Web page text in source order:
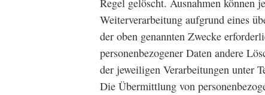
Regel gelöscht. Ausnahmen können
Weiterverarbeitung aufgrund eines
der oben genannten Zwecke
personenbezogener Daten andere
der jeweiligen Verarbeitungen unter
Die Übermittlung von